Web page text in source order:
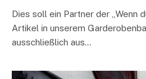
Dies soll ein Partner der „Wenn
Artikel in unserem
ausschließlich aus…